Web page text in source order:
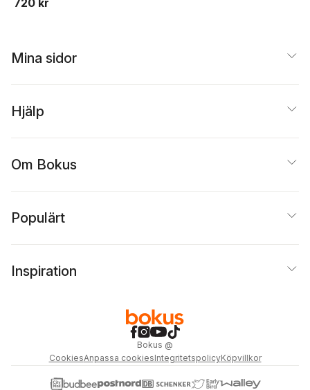
720 kr
Mina sidor
Hjälp
Om Bokus
Populärt
Inspiration
Bokus @
CookiesAnpassa cookiesIntegritetspolicyKöpvillkor